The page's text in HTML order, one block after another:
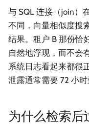
与 SQL 连接（join）
不同，向量相似度搜
结果。租户 B 那份恰
自然地浮现，而不会
系统日志看起来都很
泄露通常需要 72 小时
为什么检索后